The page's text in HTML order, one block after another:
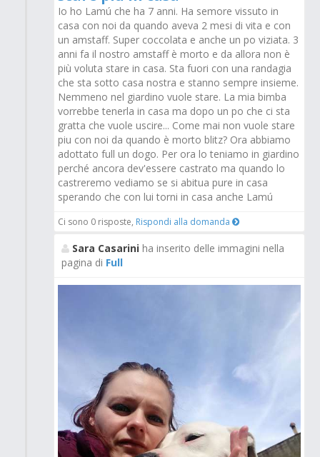
Io ho Lamú che ha 7 anni. Ha semore vissuto in
casa con noi da quando aveva 2 mesi di vita e con
un amstaff. Super coccolata e anche un po viziata. 3
anni fa il nostro amstaff è morto e da allora non è
più voluta stare in casa. Sta fuori con una randagia
che sta sotto casa nostra e stanno sempre insieme.
Nemmeno nel giardino vuole stare. La mia bimba
vorrebbe tenerla in casa ma dopo un po che ci sta
gratta che vuole uscire... Come mai non vuole stare
piu con noi da quando è morto blitz? Ora abbiamo
adottato full un dogo. Per ora lo teniamo in giardino
perché ancora dev'essere castrato ma quando lo
castreremo vediamo se si abitua pure in casa
sperando che con lui torni in casa anche Lamú
Ci sono 0 risposte, Rispondi alla domanda
Sara Casarini ha inserito delle immagini nella
pagina di Full